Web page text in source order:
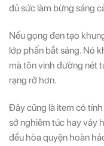
đủ sức làm bừng sáng
Nếu gọng đen tạo
lớp phấn bắt sáng. Nó
mà tôn vinh đường nét
rạng rỡ hơn.
Đây cũng là item có
sở nghiêm túc hay váy
đều hòa quyện hoàn